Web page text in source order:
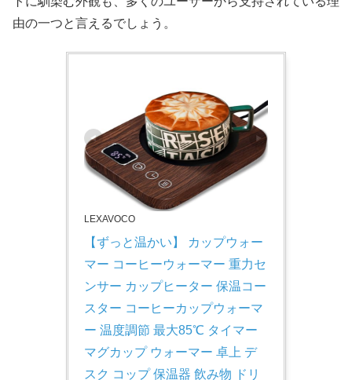
由の一つと言えるでしょう。
LEXAVOCO
【ずっと温かい】 カップウォー
マー コーヒーウォーマー 重力セ
ンサー カップヒーター 保温コー
スター コーヒーカップウォーマ
ー 温度調節 最大85℃ タイマー
マグカップ ウォーマー 卓上 デ
スク コップ 保温器 飲み物 ドリ